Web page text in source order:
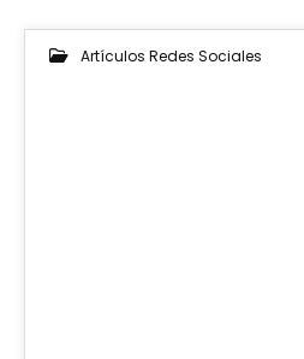
Artículos Redes Sociales